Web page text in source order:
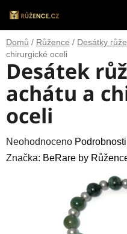
na
obsah
Domů / Růžence / Desátky
chirurgické oceli
Desátek
achátu a
oceli
Průměrné
hodnocení
Neohodnoceno
Značka: BeRare by